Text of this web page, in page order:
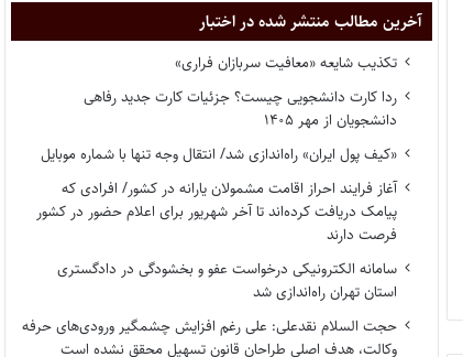
آخرین مطالب منتشر شده در اختبار
تکذیب شایعه «معافیت سربازان فراری»
ردا کارت دانشجویی چیست؟ جزئیات کارت جدید رفاهی
دانشجویان از مهر ۱۴۰۵
«کیف پول ایران» راه‌اندازی شد/ انتقال وجه تنها با شماره موبایل
آغاز فرایند احراز اقامت مشمولان یارانه در کشور/ افرادی که
پیامک دریافت کرده‌اند تا آخر شهریور برای اعلام حضور در کشور
فرصت دارند
سامانه الکترونیکی درخواست عفو و بخشودگی در دادگستری
استان تهران راه‌اندازی شد
حجت السلام نقدعلی: علی رغم افزایش چشمگیر ورودی‌های حرفه
وکالت، هدف اصلی طراحان قانون تسهیل محقق نشده است